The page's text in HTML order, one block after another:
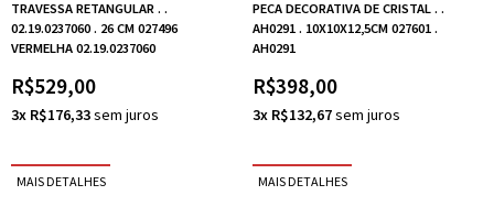
TRAVESSA RETANGULAR . .
02.19.0237060 . 26 CM 027496
VERMELHA 02.19.0237060
R$529,00
3x R$176,33
PECA DECORATIVA DE CRISTAL . .
AH0291 . 10X10X12,5CM 027601 .
AH0291
R$398,00
3x R$132,67